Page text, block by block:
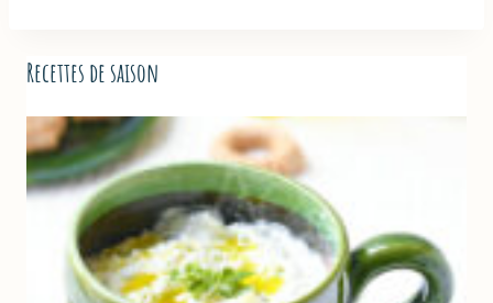
Recettes de saison